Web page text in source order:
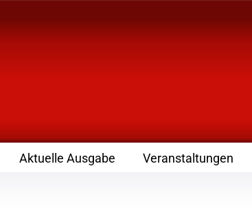
– Die Zeitschrift für Leute
Aktuelle Ausgabe Veranstaltungen